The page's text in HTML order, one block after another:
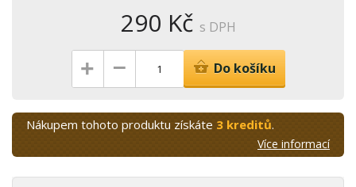
290 Kč s DPH
+ – Do košíku
Nákupem tohoto produktu získáte 3 kreditů.
Více informací